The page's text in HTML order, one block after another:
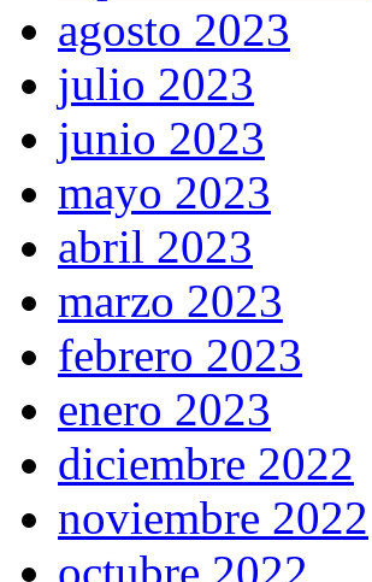
agosto 2023
julio 2023
junio 2023
mayo 2023
abril 2023
marzo 2023
febrero 2023
enero 2023
diciembre 2022
noviembre 2022
octubre 2022